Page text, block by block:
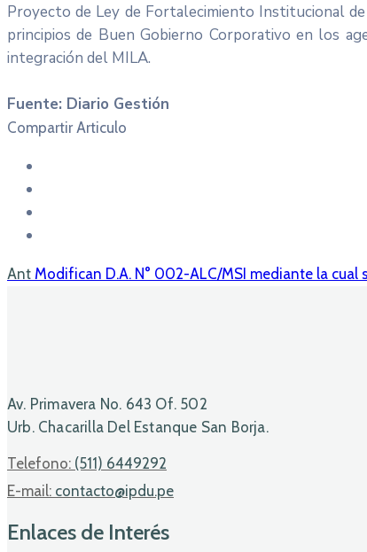
Proyecto de Ley de Fortalecimiento Institucional
principios de Buen Gobierno Corporativo en los
integración del MILA.
Fuente: Diario Gestión
Compartir Articulo
Ant Modifican D.A. N° 002-ALC/MSI mediante la
Av. Primavera No. 643 Of. 502
Urb. Chacarilla Del Estanque San Borja.
Telefono: (511) 6449292
E-mail: contacto@ipdu.pe
Enlaces de Interés